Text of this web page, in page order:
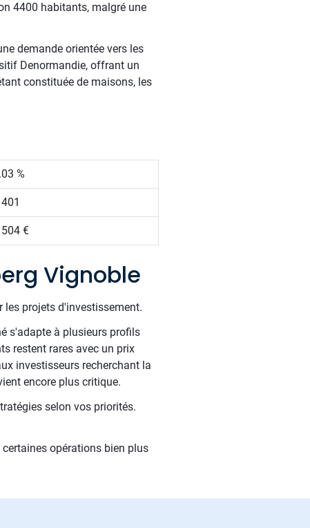
4400 habitants, malgré une
demande orientée vers les
Denormandie, offrant un
constituée de maisons, les
%
€
Vignoble
projets d'investissement.
s'adapte à plusieurs profils
restent rares avec un prix
investisseurs recherchant la
encore plus critique.
selon vos priorités.
opérations bien plus